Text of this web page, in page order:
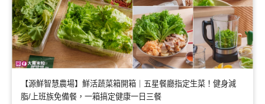
【源鮮智慧農場】鮮活蔬菜箱開箱｜五星餐廳指定生菜！健身減
脂/上班族免備餐，一箱搞定健康一日三餐